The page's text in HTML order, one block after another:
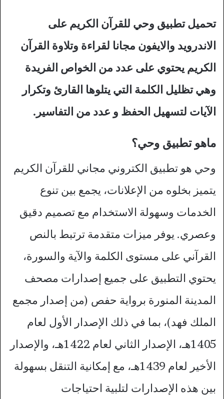
تحميل تطبيق وحي للقرآن الكريم على
الاندرويد والايفون مجانا لقراءة وتلاوة القرآن
الكريم يحتوي على عدد من الخواص الفريدة
وهي تظليل الكلمة التي يتلوها القارئ وتكرار
الآيات لتسهيل الحفظ و عدد من التفاسير.
ماهو تطبيق وحي؟
وحي هو تطبيق الكتروني مجاني للقرآن الكريم
يتميز بخلوه من الإعلانات، يجمع بين تنوع
الخدمات وسهولة الاستخدام مع تصميم دقيق
وعصري. يوفر ميزات متقدمة ترتبط بالنص
القرآني على مستوى الكلمة والآية والسورة،
يحتوي التطبيق على جميع إصدارات مصحف
المدينة المنورة برواية حفص (من إصدار مجمع
الملك فهد)، بما في ذلك الإصدار الأول لعام
1405هـ، الإصدار الثاني لعام 1422هـ، والإصدار
الأخير لعام 1439هـ، مع إمكانية التنقل بسهولة
بين هذه الإصدارات لتلبية احتياجات